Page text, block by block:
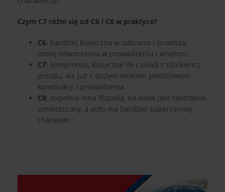
Czym C7 różni się od C6 i C8 w praktyce?
C6: bardziej klasyczna w odbiorze i prostsza,
mniej nowoczesna w prowadzeniu i wnętrzu.
C7: kompromis, klasyczne V8 i układ z silnikiem z
przodu, ale już z dużym skokiem jakościowym
konstrukcji i prowadzenia.
C8: zupełnie inna filozofia, bo silnik jest centralnie
umieszczony, a auto ma bardziej supercarowy
charakter.